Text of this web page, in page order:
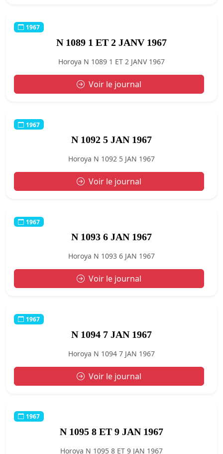
1967
N 1089 1 ET 2 JANV 1967
Horoya N 1089 1 ET 2 JANV 1967
Voir le journal
1967
N 1092 5 JAN 1967
Horoya N 1092 5 JAN 1967
Voir le journal
1967
N 1093 6 JAN 1967
Horoya N 1093 6 JAN 1967
Voir le journal
1967
N 1094 7 JAN 1967
Horoya N 1094 7 JAN 1967
Voir le journal
1967
N 1095 8 ET 9 JAN 1967
Horoya N 1095 8 ET 9 JAN 1967